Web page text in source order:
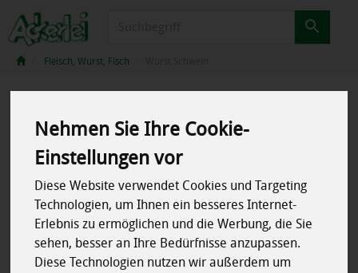
Nehmen Sie Ihre Cookie-
Einstellungen vor
Diese Website verwendet Cookies und Targeting
Technologien, um Ihnen ein besseres Internet-
Erlebnis zu ermöglichen und die Werbung, die Sie
sehen, besser an Ihre Bedürfnisse anzupassen.
Diese Technologien nutzen wir außerdem um
Fleisch, Wurst, Fisch